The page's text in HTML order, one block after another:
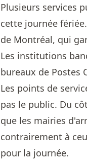
Plusieurs services
cette journée
de Montréal, qui
Les institutions
bureaux de Postes
Les points de
pas le public. Du
que les mairies
contrairement à
pour la journée.